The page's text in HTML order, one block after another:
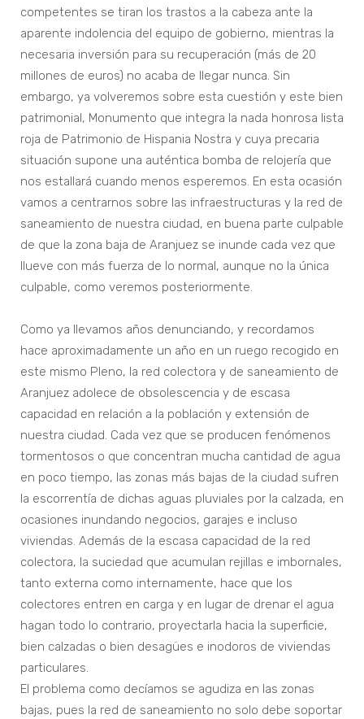
competentes se tiran los trastos a la cabeza ante la
aparente indolencia del equipo de gobierno, mientras la
necesaria inversión para su recuperación (más de 20
millones de euros) no acaba de llegar nunca. Sin
embargo, ya volveremos sobre esta cuestión y este bien
patrimonial, Monumento que integra la nada honrosa lista
roja de Patrimonio de Hispania Nostra y cuya precaria
situación supone una auténtica bomba de relojería que
nos estallará cuando menos esperemos. En esta ocasión
vamos a centrarnos sobre las infraestructuras y la red de
saneamiento de nuestra ciudad, en buena parte culpable
de que la zona baja de Aranjuez se inunde cada vez que
llueve con más fuerza de lo normal, aunque no la única
culpable, como veremos posteriormente.
Como ya llevamos años denunciando, y recordamos
hace aproximadamente un año en un ruego recogido en
este mismo Pleno, la red colectora y de saneamiento de
Aranjuez adolece de obsolescencia y de escasa
capacidad en relación a la población y extensión de
nuestra ciudad. Cada vez que se producen fenómenos
tormentosos o que concentran mucha cantidad de agua
en poco tiempo, las zonas más bajas de la ciudad sufren
la escorrentía de dichas aguas pluviales por la calzada, en
ocasiones inundando negocios, garajes e incluso
viviendas. Además de la escasa capacidad de la red
colectora, la suciedad que acumulan rejillas e imbornales,
tanto externa como internamente, hace que los
colectores entren en carga y en lugar de drenar el agua
hagan todo lo contrario, proyectarla hacia la superficie,
bien calzadas o bien desagües e inodoros de viviendas
particulares.
El problema como decíamos se agudiza en las zonas
bajas, pues la red de saneamiento no solo debe soportar